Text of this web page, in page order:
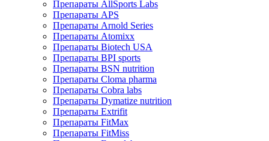
Препараты AllSports Labs
Препараты APS
Препараты Arnold Series
Препараты Atomixx
Препараты Biotech USA
Препараты BPI sports
Препараты BSN nutrition
Препараты Cloma pharma
Препараты Cobra labs
Препараты Dymatize nutrition
Препараты Extrifit
Препараты FitMax
Препараты FitMiss